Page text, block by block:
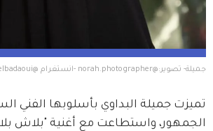
جميلة- تصوير:@norah.photographer -انستغرام @jamila_elbadaoui
تميزت جميلة البداوي بأسلوبها الفني
الجمهور، واستطاعت مع أغنية "بلاش